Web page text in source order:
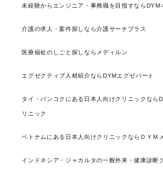
未経験からエンジニア・事務職を目指すならDYM
介護の求人・案件探しなら介護サーチプラス
医療福祉のしごと探しならメディルン
エグゼクティブ人材紹介ならDYMエグゼパート
タイ・バンコクにある日本人向けクリニックなら
リニック
ベトナムにある日本人向けクリニックならＤＹＭ
インドネシア・ジャカルタの一般外来・健康診断